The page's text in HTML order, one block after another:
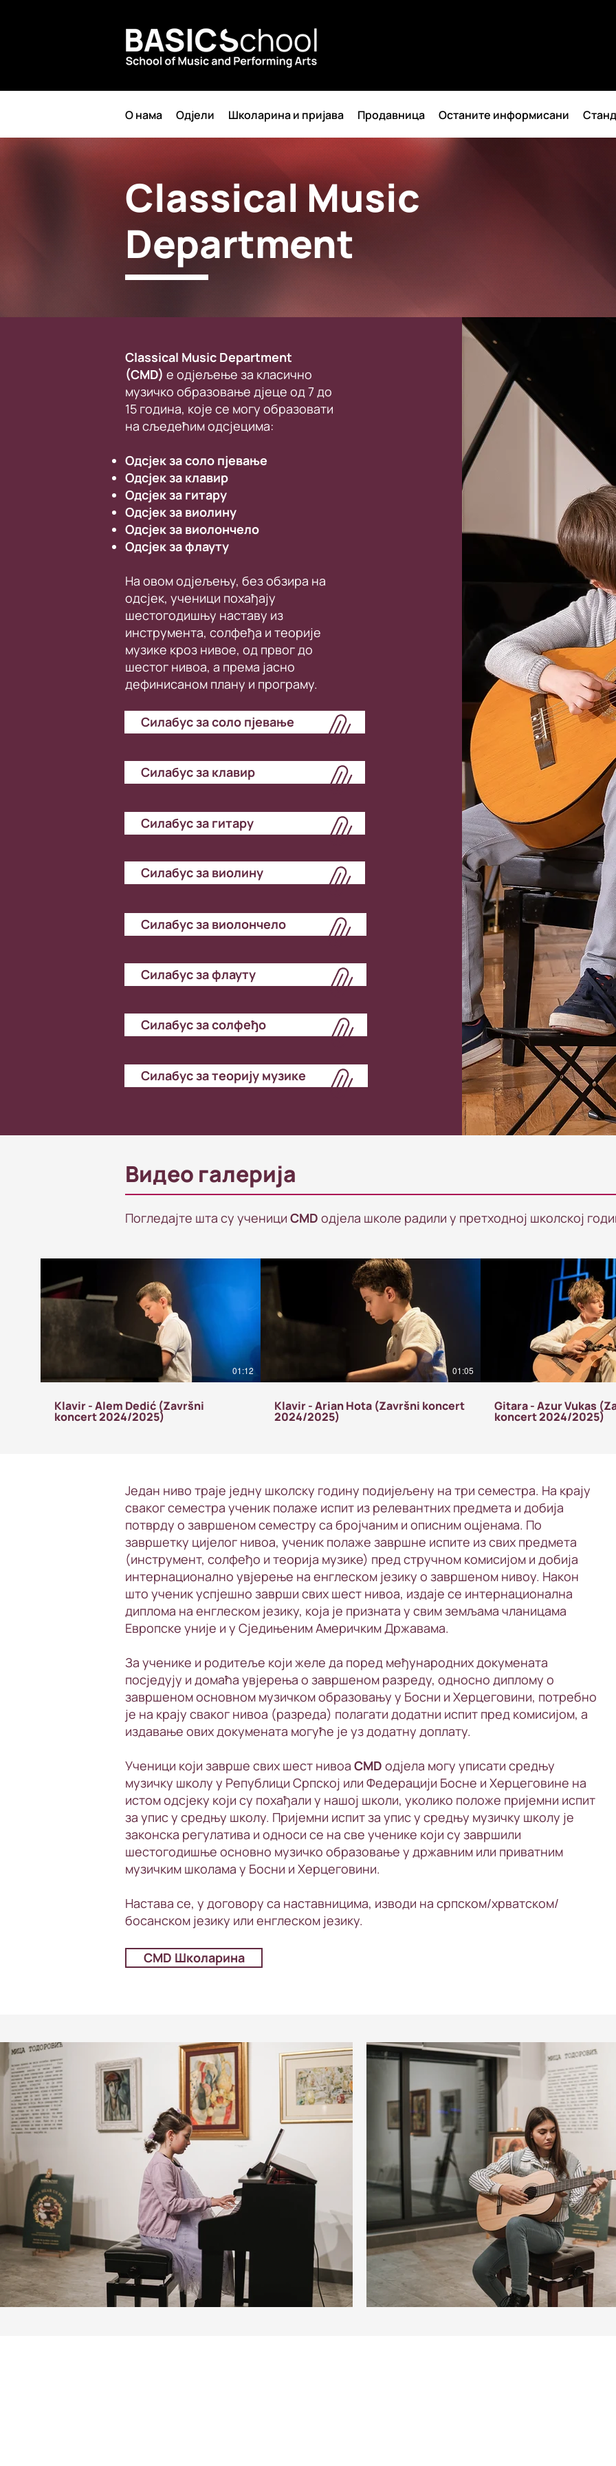
О нама Одјели Школарина и пријава Продавница Останите информисани
Classical Music
Department
Classical Music Department
(CMD) е одјељење за класично
музичко образовање дјеце од 7 до
15 година, које се могу образовати
на сљедећим одсјецима:
Одсјек за соло пјевање
Одсјек за клавир
Одсјек за гитару
Одсјек за виолину
Одсјек за виолончело
Одсјек за флауту
На овом одјељењу, без обзира на
одсјек, ученици похађају
шестогодишњу наставу из
инструмента, солфеђа и теорије
музике кроз нивое, од првог до
шестог нивоа, а према јасно
дефинисаном плану и програму.
Силабус за соло пјевање
Силабус за клавир
Силабус за гитару
Силабус за виолину
Силабус за виолончело
Силабус за флауту
Силабус за солфеђо
Силабус за теорију музике
Видео галерија
01:12
Klavir - Alem Dedić (Završni
koncert 2024/2025)
01:05
Klavir - Arian Hota (Završni koncert
2024/2025)
Gitara - Azur Vukas
koncert 2024/2025)
Погледајте шта су ученици CMD одјела школе радили у претходној школској
Један ниво траје једну школску годину подијељену на три семестра. На крају
сваког семестра ученик полаже испит из релевантних предмета и добија
потврду о завршеном семестру са бројчаним и описним оцјенама. По
завршетку цијелог нивоа, ученик полаже завршне испите из свих предмета
(инструмент, солфеђо и теорија музике) пред стручном комисијом и добија
интернационално увјерење на енглеском језику о завршеном нивоу. Након
што ученик успјешно заврши свих шест нивоа, издаје се интернационална
диплома на енглеском језику, која је призната у свим земљама чланицама
Европске уније и у Сједињеним Америчким Државама.
За ученике и родитеље који желе да поред међународних докумената
посједују и домаћа увјерења о завршеном разреду, односно диплому о
завршеном основном музичком образовању у Босни и Херцеговини, потребно
је на крају сваког нивоа (разреда) полагати додатни испит пред комисијом, а
издавање ових докумената могуће је уз додатну доплату.
Ученици који заврше свих шест нивоа CMD одјела могу уписати средњу
музичку школу у Републици Српској или Федерацији Босне и Херцеговине на
истом одсјеку који су похађали у нашој школи, уколико положе пријемни испит
за упис у средњу школу. Пријемни испит за упис у средњу музичку школу је
законска регулатива и односи се на све ученике који су завршили
шестогодишње основно музичко образовање у државним или приватним
музичким школама у Босни и Херцеговини.
Настава се, у договору са наставницима, изводи на српском/хрватском/
босанском језику или енглеском језику.
CMD Школарина